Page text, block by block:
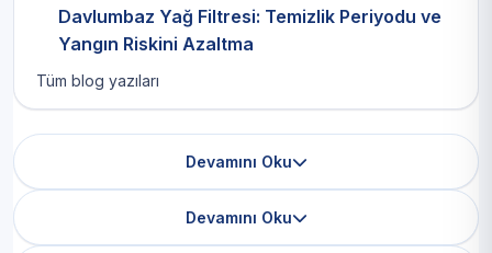
Davlumbaz Yağ Filtresi: Temizlik Periyodu ve
Yangın Riskini Azaltma
Tüm blog yazıları
Devamını Oku
Devamını Oku